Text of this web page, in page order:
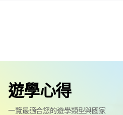
遊學心得
一覽最適合您的遊學類型與國家